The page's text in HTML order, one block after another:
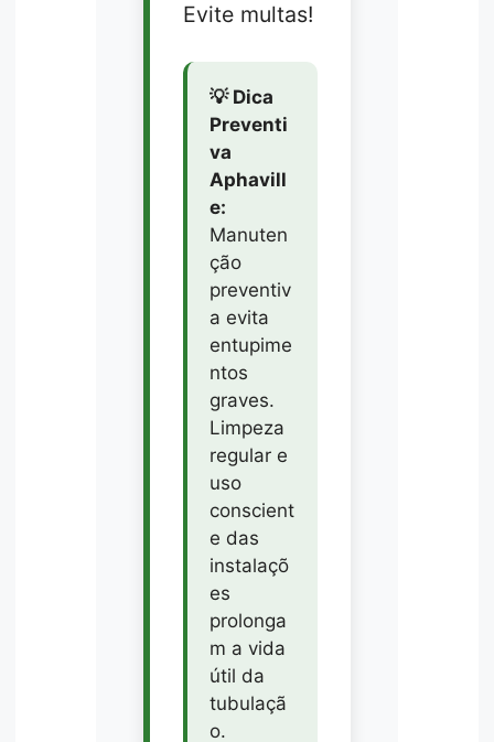
Evite multas!
💡 Dica
Preventi
va
Aphavill
e:
Manuten
ção
preventiv
a evita
entupime
ntos
graves.
Limpeza
regular e
uso
conscient
e das
instalaçõ
es
prolonga
m a vida
útil da
tubulaçã
o.